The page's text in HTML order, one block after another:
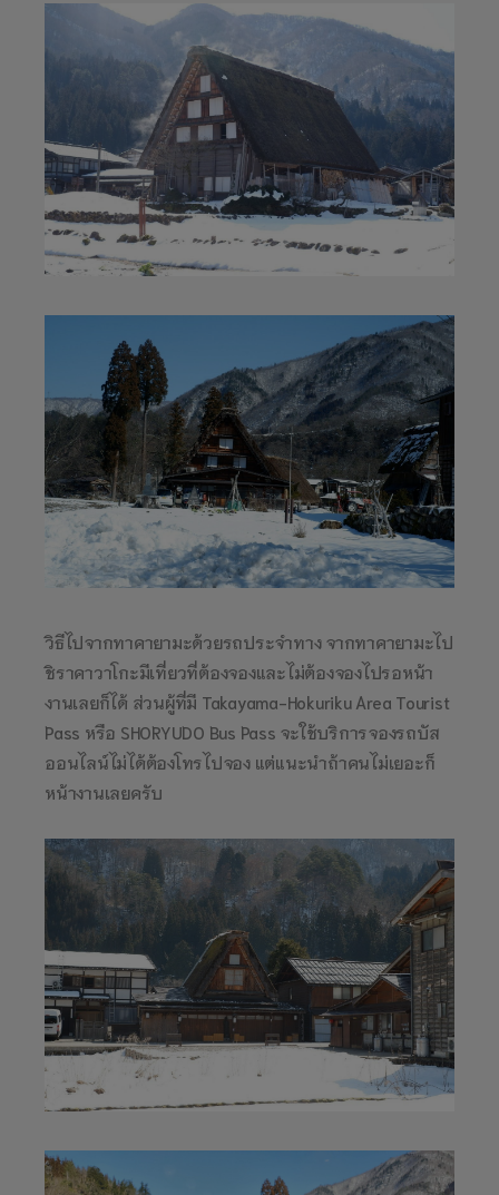
วิธีไปจากทาคายามะด้วยรถประจำทาง จากทาคายามะไป
ชิราคาวาโกะมีเที่ยวที่ต้องจองและไม่ต้องจองไปรอหน้า
งานเลยก็ได้ ส่วนผู้ที่มี Takayama-Hokuriku Area Tourist
Pass หรือ SHORYUDO Bus Pass จะใช้บริการจองรถบัส
ออนไลน์ไม่ได้ต้องโทรไปจอง แต่แนะนำถ้าคนไม่เยอะก็
หน้างานเลยครับ